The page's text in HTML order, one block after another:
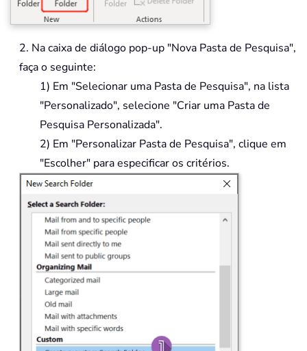
2. Na caixa de diálogo pop-up "Nova Pasta de Pesquisa",
faça o seguinte:
1) Em "Selecionar uma Pasta de Pesquisa", na lista
"Personalizado", selecione "Criar uma Pasta de
Pesquisa Personalizada".
2) Em "Personalizar Pasta de Pesquisa", clique em
"Escolher" para especificar os critérios.